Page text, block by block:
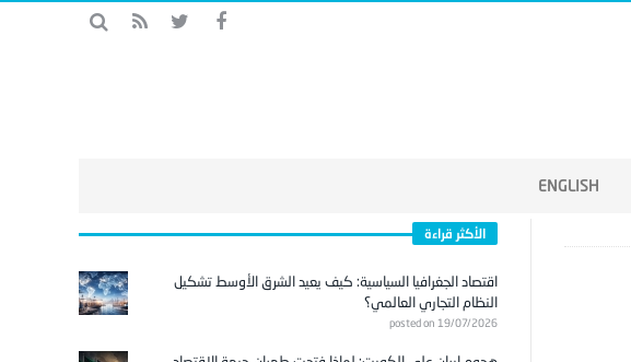
ENGLISH
الأكثر قراءة
اقتصاد الجغرافيا السياسية: كيف يعيد الشرق الأوسط تشكيل
النظام التجاري العالمي؟
posted on 19/07/2026